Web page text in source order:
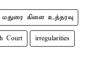
கிளை உத்தரவு
Court irregularities